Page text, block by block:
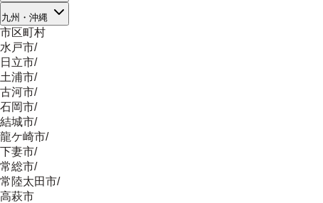
九州・沖縄
市区町村
水戸市/
日立市/
土浦市/
古河市/
石岡市/
結城市/
龍ケ崎市/
下妻市/
常総市/
常陸太田市/
高萩市